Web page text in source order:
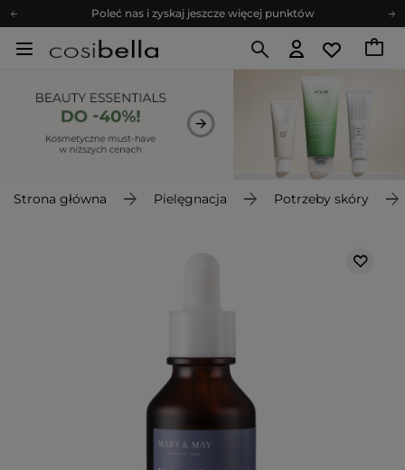
Poleć nas i zyskaj jeszcze więcej punktów
Zapisz się na newsletter pełen porad
Z nami to możliwe! Realizacja zamówienia do 24h.
Poleć nas i zyskaj jeszcze więcej punktów
Zapisz się na newsletter pełen porad
Strona główna Pielęgnacja Potrzeby skóry